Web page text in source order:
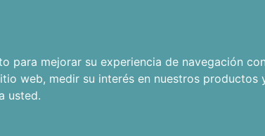
mejorar su experiencia de navegación
web, medir su interés en nuestros
usted.